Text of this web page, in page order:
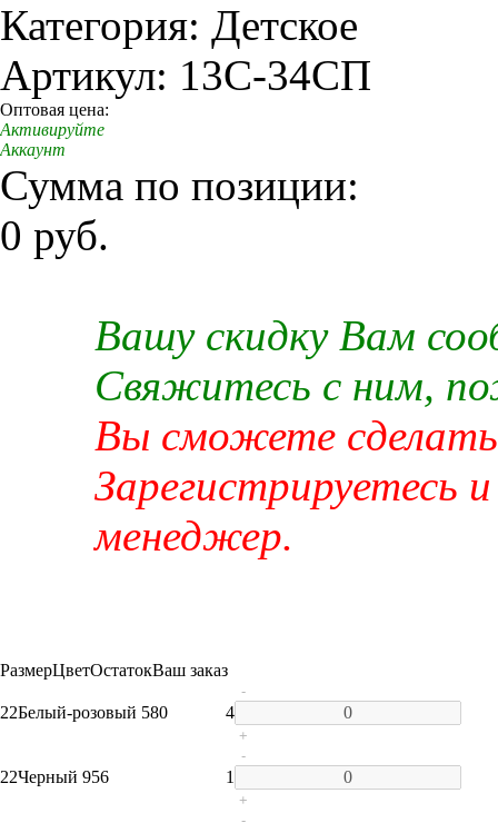
Категория: Детское
Артикул: 13C-34СП
Оптовая цена:
Активируйте
Аккаунт
Сумма по позиции:
0 руб.
Вашу скидку Вам
Свяжитесь с ним,
Вы сможете сделать
Зарегистрируетесь
менеджер.
РазмерЦветОстатокВаш заказ
22Белый-розовый 580 4
-
+
22Черный 956 1
-
+